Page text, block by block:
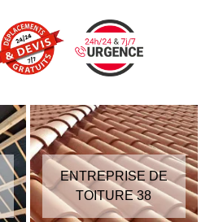
ENTREPRISE DE
TOITURE 38